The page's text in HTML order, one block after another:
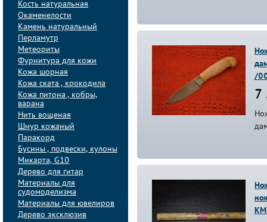
Кость натуральная
Окаменелости
Камень натуральный
Перламутр
Метеориты
Фурнитура для кожи
Кожа шорная
Кожа ската , крокодила
Кожа питона , кобры,
варана
Нить вощеная
Шнур кожаный
Паракорд
Бусины , подвески, кулоны
Микарта, G10
Дерево для гитар
Материалы для
судомоделизма
Материалы для ювелиров
Дерево эксклюзив
/
7